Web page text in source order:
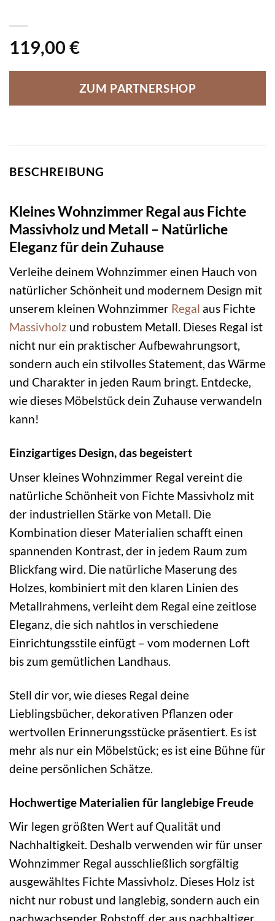
119,00 €
ZUM PARTNERSHOP
BESCHREIBUNG
Kleines Wohnzimmer Regal aus Fichte
Massivholz und Metall – Natürliche
Eleganz für dein Zuhause
Verleihe deinem Wohnzimmer einen Hauch von
natürlicher Schönheit und modernem Design mit
unserem kleinen Wohnzimmer Regal aus Fichte
Massivholz und robustem Metall. Dieses Regal ist
nicht nur ein praktischer Aufbewahrungsort,
sondern auch ein stilvolles Statement, das Wärme
und Charakter in jeden Raum bringt. Entdecke,
wie dieses Möbelstück dein Zuhause verwandeln
kann!
Einzigartiges Design, das begeistert
Unser kleines Wohnzimmer Regal vereint die
natürliche Schönheit von Fichte Massivholz mit
der industriellen Stärke von Metall. Die
Kombination dieser Materialien schafft einen
spannenden Kontrast, der in jedem Raum zum
Blickfang wird. Die natürliche Maserung des
Holzes, kombiniert mit den klaren Linien des
Metallrahmens, verleiht dem Regal eine zeitlose
Eleganz, die sich nahtlos in verschiedene
Einrichtungsstile einfügt – vom modernen Loft
bis zum gemütlichen Landhaus.
Stell dir vor, wie dieses Regal deine
Lieblingsbücher, dekorativen Pflanzen oder
wertvollen Erinnerungsstücke präsentiert. Es ist
mehr als nur ein Möbelstück; es ist eine Bühne für
deine persönlichen Schätze.
Hochwertige Materialien für langlebige Freude
Wir legen größten Wert auf Qualität und
Nachhaltigkeit. Deshalb verwenden wir für unser
Wohnzimmer Regal ausschließlich sorgfältig
ausgewähltes Fichte Massivholz. Dieses Holz ist
nicht nur robust und langlebig, sondern auch ein